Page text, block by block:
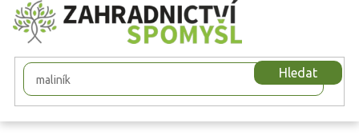
Přejít
na
obsah
Hledat